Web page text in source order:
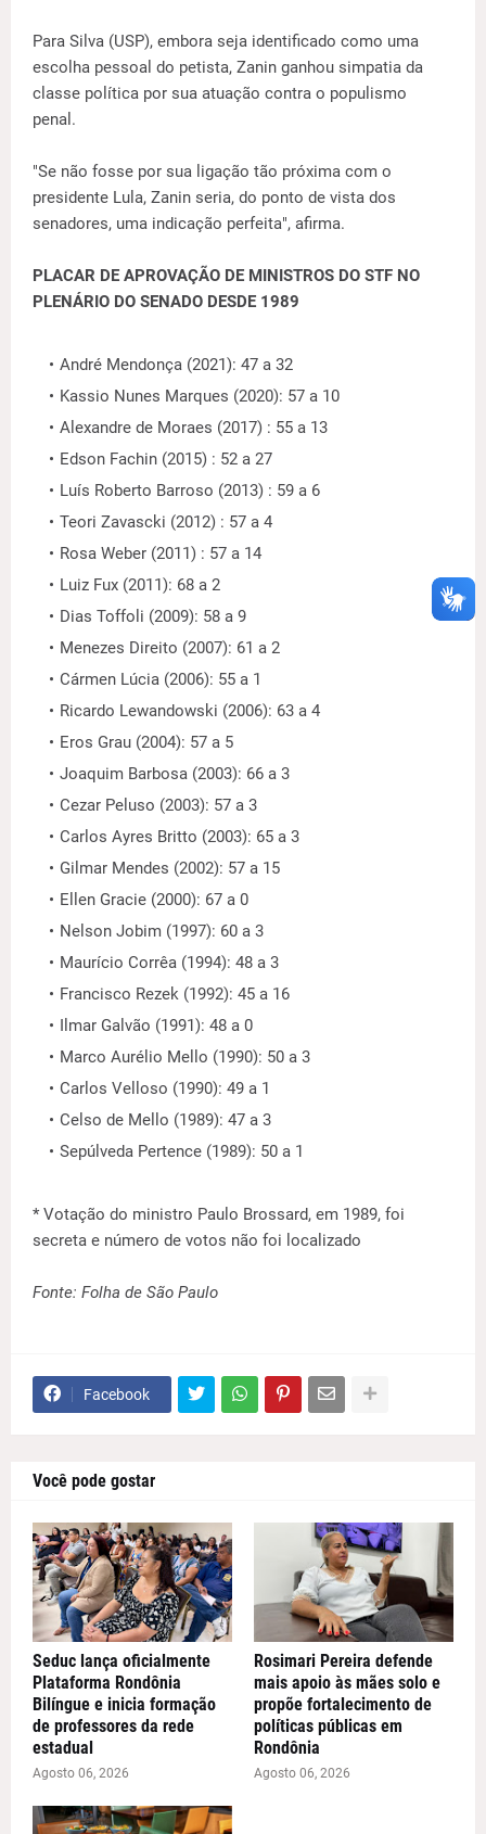
Para Silva (USP), embora seja identificado como uma
escolha pessoal do petista, Zanin ganhou simpatia da
classe política por sua atuação contra o populismo
penal.
"Se não fosse por sua ligação tão próxima com o
presidente Lula, Zanin seria, do ponto de vista dos
senadores, uma indicação perfeita", afirma.
PLACAR DE APROVAÇÃO DE MINISTROS DO STF NO
PLENÁRIO DO SENADO DESDE 1989
André Mendonça (2021): 47 a 32
Kassio Nunes Marques (2020): 57 a 10
Alexandre de Moraes (2017) : 55 a 13
Edson Fachin (2015) : 52 a 27
Luís Roberto Barroso (2013) : 59 a 6
Teori Zavascki (2012) : 57 a 4
Rosa Weber (2011) : 57 a 14
Luiz Fux (2011): 68 a 2
Dias Toffoli (2009): 58 a 9
Menezes Direito (2007): 61 a 2
Cármen Lúcia (2006): 55 a 1
Ricardo Lewandowski (2006): 63 a 4
Eros Grau (2004): 57 a 5
Joaquim Barbosa (2003): 66 a 3
Cezar Peluso (2003): 57 a 3
Carlos Ayres Britto (2003): 65 a 3
Gilmar Mendes (2002): 57 a 15
Ellen Gracie (2000): 67 a 0
Nelson Jobim (1997): 60 a 3
Maurício Corrêa (1994): 48 a 3
Francisco Rezek (1992): 45 a 16
Ilmar Galvão (1991): 48 a 0
Marco Aurélio Mello (1990): 50 a 3
Carlos Velloso (1990): 49 a 1
Celso de Mello (1989): 47 a 3
Sepúlveda Pertence (1989): 50 a 1
* Votação do ministro Paulo Brossard, em 1989, foi
secreta e número de votos não foi localizado
Fonte: Folha de São Paulo
Facebook
Você pode gostar
Seduc lança oficialmente
Plataforma Rondônia
Bilíngue e inicia formação
de professores da rede
estadual
Agosto 06, 2026
Rosimari Pereira defende
mais apoio às mães solo e
propõe fortalecimento de
políticas públicas em
Rondônia
Agosto 06, 2026